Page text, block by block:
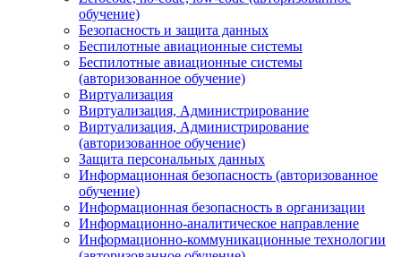
обучение)
Безопасность и защита данных
Беспилотные авиационные системы
Беспилотные авиационные системы
(авторизованное обучение)
Виртуализация
Виртуализация, Администрирование
Виртуализация, Администрирование
(авторизованное обучение)
Защита персональных данных
Информационная безопасность (авторизованное
обучение)
Информационная безопасность в организации
Информационно-аналитическое направление
Информационно-коммуникационные технологии